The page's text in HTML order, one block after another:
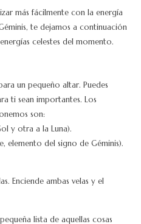
más fácilmente con la energía
te dejamos a continuación
celestes del momento.
un pequeño altar. Puedes
ti sean importantes. Los
son:
y otra a la Luna).
elemento del signo de Géminis).
Enciende ambas velas y el
lista de aquellas cosas